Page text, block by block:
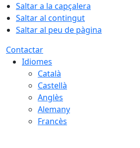
Saltar a la capçalera
Saltar al contingut
Saltar al peu de pàgina
Contactar
Idiomes
Català
Castellà
Anglès
Alemany
Francès